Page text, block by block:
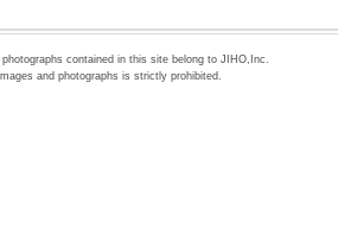
contained in this site belong to JIHO,Inc.
and photographs is strictly prohibited.